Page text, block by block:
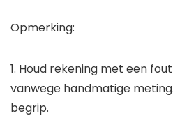
Opmerking:
1. Houd rekening met een
vanwege handmatige
begrip.